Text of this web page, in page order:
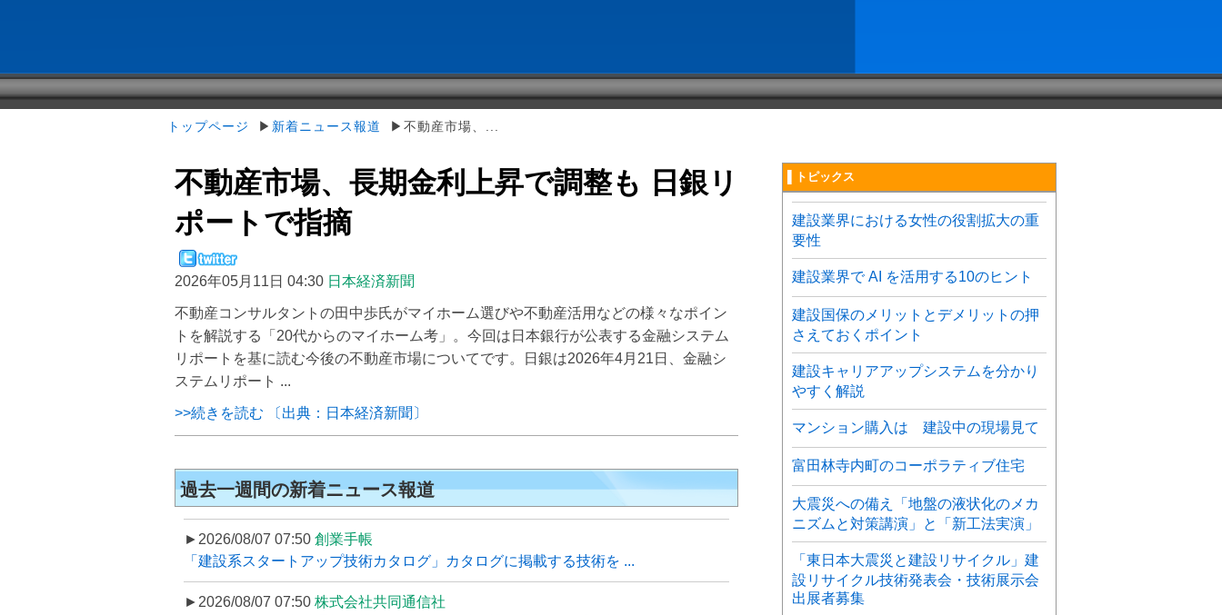
トップページ ▶ 新着ニュース報道 ▶不動産市場、...
不動産市場、長期金利上昇で調整も 日銀リ
ポートで指摘
2026年05月11日 04:30 日本経済新聞
不動産コンサルタントの田中歩氏がマイホーム選びや不動産活用などの様々なポイン
トを解説する「20代からのマイホーム考」。今回は日本銀行が公表する金融システム
リポートを基に読む今後の不動産市場についてです。日銀は2026年4月21日、金融シ
ステムリポート ...
>>続きを読む 〔出典：日本経済新聞〕
過去一週間の新着ニュース報道
►2026/08/07 07:50 創業手帳
「建設系スタートアップ技術カタログ」カタログに掲載する技術を ...
►2026/08/07 07:50 株式会社共同通信社
▌トピックス
建設業界における女性の役割拡大の重
要性
建設業界で AI を活用する10のヒント
建設国保のメリットとデメリットの押
さえておくポイント
建設キャリアアップシステムを分かり
やすく解説
マンション購入は 建設中の現場見て
富田林寺内町のコーポラティブ住宅
大震災への備え「地盤の液状化のメカ
ニズムと対策講演」と「新工法実演」
「東日本大震災と建設リサイクル」建
設リサイクル技術発表会・技術展示会
出展者募集